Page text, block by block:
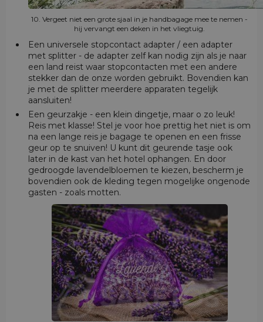
10. Vergeet niet een grote sjaal in je handbagage mee te nemen -
hij vervangt een deken in het vliegtuig.
Een universele stopcontact adapter / een adapter
met splitter - de adapter zelf kan nodig zijn als je naar
een land reist waar stopcontacten met een andere
stekker dan de onze worden gebruikt. Bovendien kan
je met de splitter meerdere apparaten tegelijk
aansluiten!
Een geurzakje - een klein dingetje, maar o zo leuk!
Reis met klasse! Stel je voor hoe prettig het niet is om
na een lange reis je bagage te openen en een frisse
geur op te snuiven! U kunt dit geurende tasje ook
later in de kast van het hotel ophangen. En door
gedroogde lavendelbloemen te kiezen, bescherm je
bovendien ook de kleding tegen mogelijke ongenode
gasten - zoals motten.